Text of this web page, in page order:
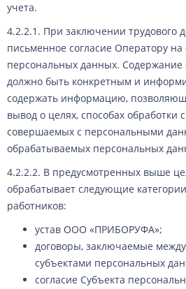
учета.
4.2.2.1. При заключении трудового
письменное согласие Оператору на
персональных данных. Содержание
должно быть конкретным и
содержать информацию,
вывод о целях, способах обработки
совершаемых с персональными
обрабатываемых персональных
4.2.2.2. В предусмотренных выше
обрабатывает следующие
работников:
устав ООО «ПРИБОРУФА»;
договоры, заключаемые
субъектами персональных
согласие Субъекта